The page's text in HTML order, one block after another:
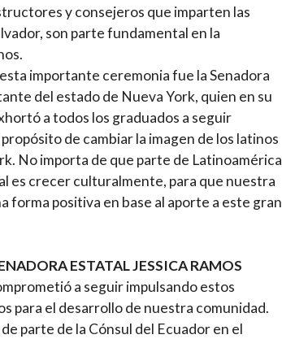
y consejeros que imparten las
son parte fundamental en la
importante ceremonia fue la Senadora
del estado de Nueva York, quien en su
a todos los graduados a seguir
de cambiar la imagen de los latinos
No importa de que parte de Latinoamérica
es crecer culturalmente, para que nuestra
forma positiva en base al aporte a este gran
ESTATAL JESSICA RAMOS
a seguir impulsando estos
para el desarrollo de nuestra comunidad.
parte de la Cónsul del Ecuador en el